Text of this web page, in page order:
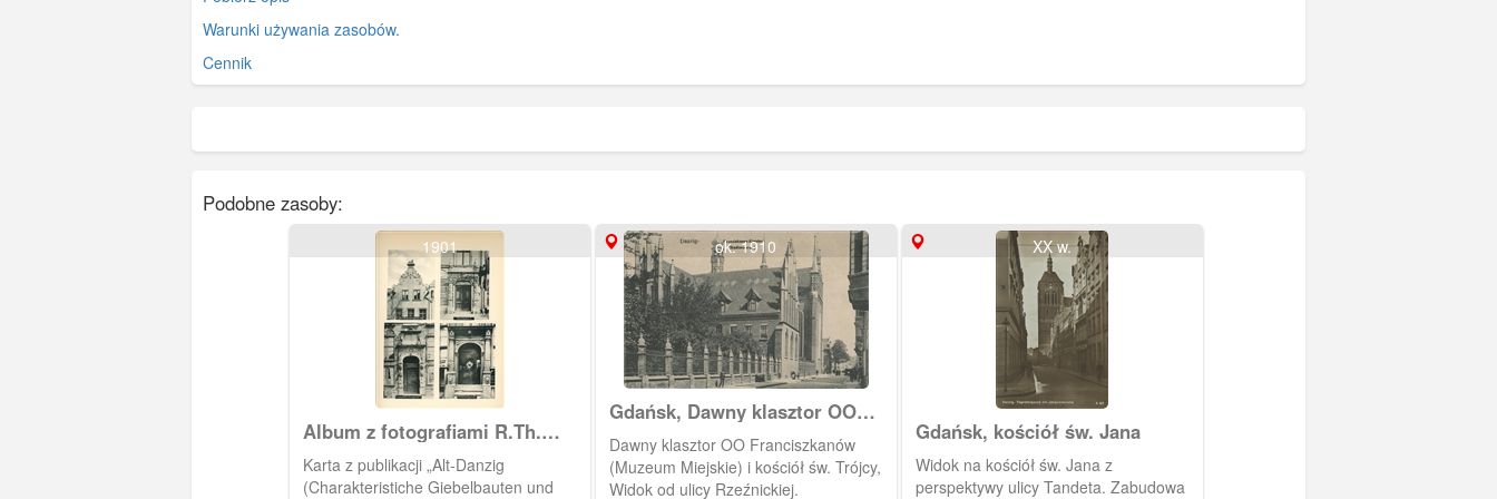
Warunki używania zasobów.
Cennik
Podobne zasoby:
1901
Album z fotografiami R.Th.
Kuhna
Karta z publikacji „Alt-Danzig
(Charakteristiche Giebelbauten und
ok. 1910
Gdańsk, Dawny klasztor OO
Franciszkanów (Muzeum
Miejskie)
Dawny klasztor OO Franciszkanów
(Muzeum Miejskie) i kościół św. Trójcy,
Widok od ulicy Rzeźnickiej.
XX w.
Gdańsk, kościół św. Jana
Widok na kościół św. Jana z
perspektywy ulicy Tandeta. Zabudowa